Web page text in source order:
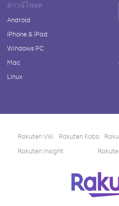
ดาวน์โหลด
Android
iPhone & iPad
Windows PC
Mac
Linux
Rakuten Viki Rakuten Kobo
Rakuten Insight